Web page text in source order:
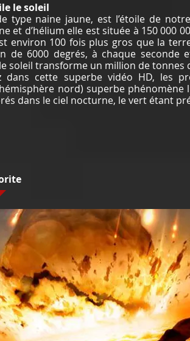
le soleil
type naine jaune, est l’étoile de
et d’hélium elle est située à 150 000
environ 100 fois plus gros que la
de 6000 degrés, à chaque seconde
soleil transforme un million de tonnes
dans cette superbe vidéo HD, les
nord) superbe phénomène
dans le ciel nocturne, le vert étant